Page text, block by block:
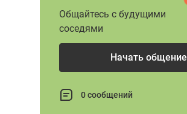
Общайтесь с будущими
соседями
Начать общение
0 сообщений